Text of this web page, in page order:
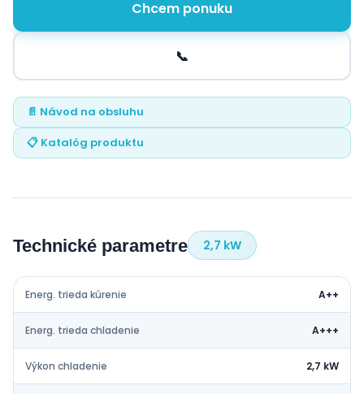
Chcem ponuku
📞
📄 Návod na obsluhu
📋 Katalóg produktu
Technické parametre 2,7 kW
Energ. trieda kúrenie A++
Energ. trieda chladenie A+++
Výkon chladenie 2,7 kW